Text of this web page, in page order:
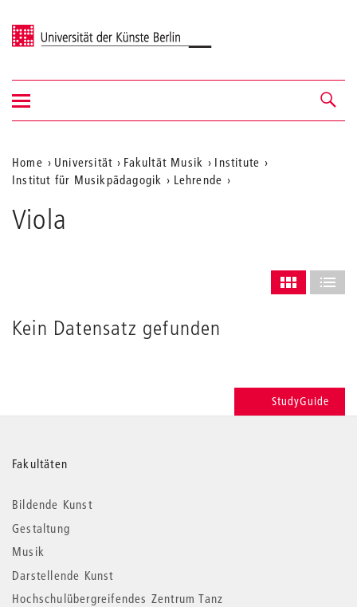
Universität der Künste Berlin
Navigation &
Suche
Navigation
ein-/ausblenden
Aktuelle
Position
auf
Home Universität Fakultät Musik
Institute
Institut für Musikpädagogik
Lehrende
Viola
Layout
desALS GRIDALS
Kein Datensatz gefunden
StudyGuide
Weitere
Informationen
Fakultäten
Bildende Kunst
Gestaltung
Musik
Darstellende Kunst
Hochschulübergreifendes Zentrum Tanz